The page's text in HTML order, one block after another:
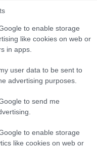
to enable storage
like cookies on web or
in apps.
user data to be sent to
advertising purposes.
to send me
to enable storage
like cookies on web or